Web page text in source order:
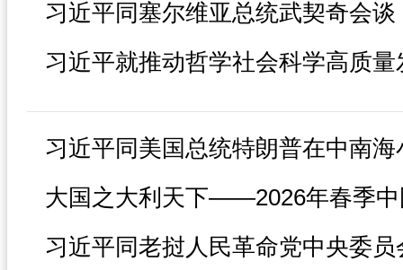
习近平同塞尔维亚总统武契奇会谈